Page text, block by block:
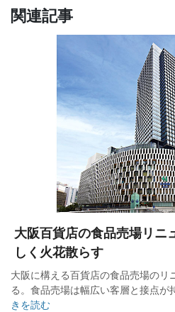
関連記事
大阪百貨店の食品売場リ
しく火花散らす
大阪に構える百貨店の食品売場のリ
る。食品売場は幅広い客層と接点が
きを読む